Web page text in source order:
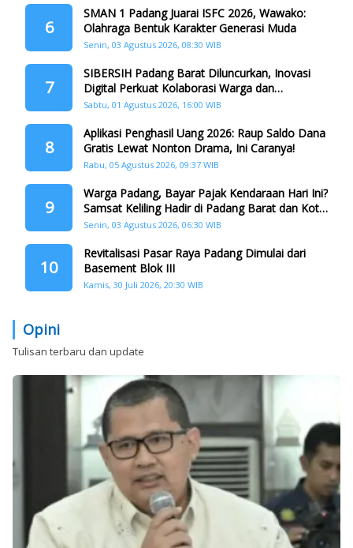
6
SMAN 1 Padang Juarai ISFC 2026, Wawako:
Olahraga Bentuk Karakter Generasi Muda
Senin, 03 Agustus 2026, 08:30 WIB
7
SIBERSIH Padang Barat Diluncurkan, Inovasi
Digital Perkuat Kolaborasi Warga dan
Pemerintah Atasi Persampahan
Sabtu, 01 Agustus 2026, 16:00 WIB
8
Aplikasi Penghasil Uang 2026: Raup Saldo Dana
Gratis Lewat Nonton Drama, Ini Caranya!
Rabu, 05 Agustus 2026, 09:37 WIB
9
Warga Padang, Bayar Pajak Kendaraan Hari Ini?
Samsat Keliling Hadir di Padang Barat dan Koto
Tangah
Senin, 03 Agustus 2026, 06:30 WIB
10
Revitalisasi Pasar Raya Padang Dimulai dari
Basement Blok III
Kamis, 30 Juli 2026, 20:30 WIB
Opini
Tulisan terbaru dan update